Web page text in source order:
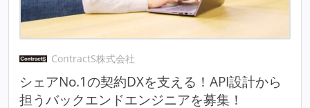
ContractS株式会社
シェアNo.1の契約DXを支える！API設計から
担うバックエンドエンジニアを募集！